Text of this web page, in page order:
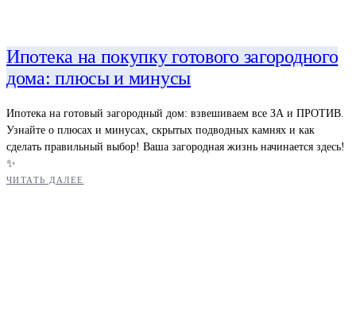
Ипотека на покупку готового загородного
дома: плюсы и минусы
Ипотека на готовый загородный дом: взвешиваем все ЗА и ПРОТИВ.
Узнайте о плюсах и минусах, скрытых подводных камнях и как
сделать правильный выбор! Ваша загородная жизнь начинается здесь!
✨
ЧИТАТЬ ДАЛЕЕ